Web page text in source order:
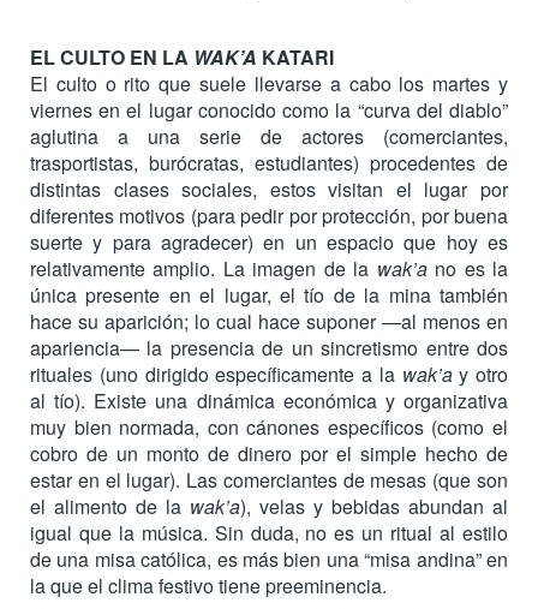
EL CULTO EN LA WAK’A KATARI
El culto o rito que suele llevarse a cabo los martes y
viernes en el lugar conocido como la “curva del diablo”
aglutina a una serie de actores (comerciantes,
trasportistas, burócratas, estudiantes) procedentes de
distintas clases sociales, estos visitan el lugar por
diferentes motivos (para pedir por protección, por buena
suerte y para agradecer) en un espacio que hoy es
relativamente amplio. La imagen de la wak’a no es la
única presente en el lugar, el tío de la mina también
hace su aparición; lo cual hace suponer —al menos en
apariencia— la presencia de un sincretismo entre dos
rituales (uno dirigido específicamente a la wak’ay otro
al tío). Existe una dinámica económica y organizativa
muy bien normada, con cánones específicos (como el
cobro de un monto de dinero por el simple hecho de
estar en el lugar). Las comerciantes de mesas (que son
el alimento de la wak’a), velas y bebidas abundan al
igual que la música. Sin duda, no es un ritual al estilo
de una misa católica, es más bien una “misa andina” en
la que el clima festivo tiene preeminencia.